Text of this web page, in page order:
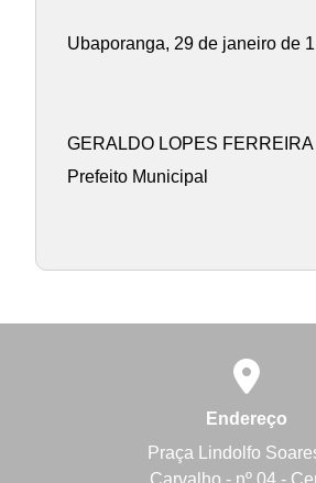
Ubaporanga, 29 de janeiro de
GERALDO LOPES FERREIRA
Prefeito Municipal
Endereço
Praça Lindolfo
Carvalho - nº 04 -